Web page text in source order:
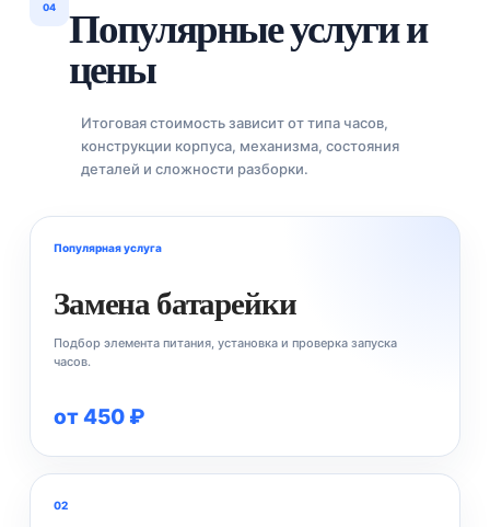
04
Популярные услуги и
цены
Итоговая стоимость зависит от типа часов,
конструкции корпуса, механизма, состояния
деталей и сложности разборки.
Популярная услуга
Замена батарейки
Подбор элемента питания, установка и проверка запуска
часов.
от 450 ₽
02